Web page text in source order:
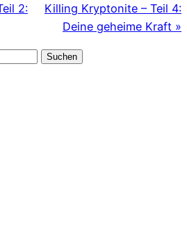
2:
Killing Kryptonite – Teil 4:
Deine geheime Kraft »